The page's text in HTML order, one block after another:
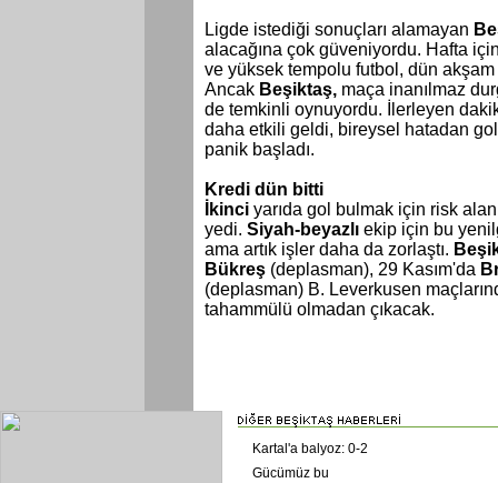
Ligde istediği sonuçları alamayan
alacağına çok güveniyordu. Hafta
ve yüksek tempolu futbol, dün akşam
Ancak Beşiktaş, maça inanılmaz
de temkinli oynuyordu. İlerleyen
daha etkili geldi, bireysel hatadan
panik başladı.
Kredi dün bitti
İkinci yarıda gol bulmak için risk
yedi. Siyah-beyazlı ekip için bu
ama artık işler daha da zorlaştı.
Bükreş (deplasman), 29 Kasım'da
(deplasman) B. Leverkusen
tahammülü olmadan çıkacak.
Kartal'a balyoz: 0-2
Gücümüz bu